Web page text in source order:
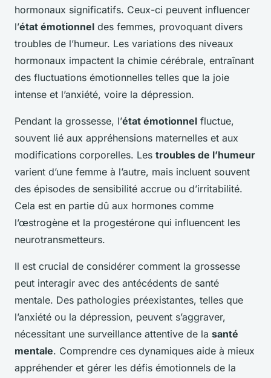
hormonaux significatifs. Ceux-ci peuvent influencer
l’état émotionnel des femmes, provoquant divers
troubles de l’humeur. Les variations des niveaux
hormonaux impactent la chimie cérébrale, entraînant
des fluctuations émotionnelles telles que la joie
intense et l’anxiété, voire la dépression.
Pendant la grossesse, l’état émotionnel fluctue,
souvent lié aux appréhensions maternelles et aux
modifications corporelles. Les troubles de l’humeur
varient d’une femme à l’autre, mais incluent souvent
des épisodes de sensibilité accrue ou d’irritabilité.
Cela est en partie dû aux hormones comme
l’œstrogène et la progestérone qui influencent les
neurotransmetteurs.
Il est crucial de considérer comment la grossesse
peut interagir avec des antécédents de santé
mentale. Des pathologies préexistantes, telles que
l’anxiété ou la dépression, peuvent s’aggraver,
nécessitant une surveillance attentive de la santé
mentale. Comprendre ces dynamiques aide à mieux
appréhender et gérer les défis émotionnels de la